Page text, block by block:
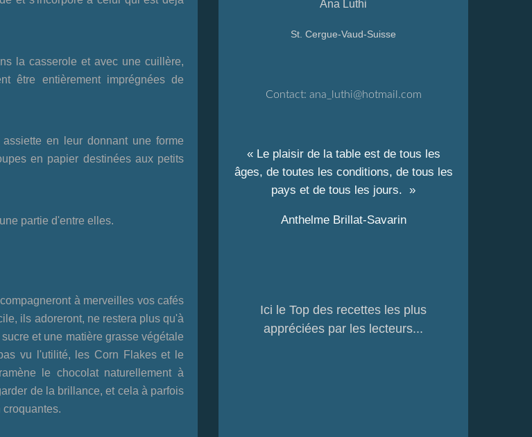
la casserole et avec une cuillère,
être entièrement imprégnées de
en leur donnant une forme
en papier destinées aux petits
partie d'entre elles.
à merveilles vos cafés
ils adoreront, ne restera plus qu'à
et une matière grasse végétale
vu l'utilité, les Corn Flakes et le
le chocolat naturellement à
de la brillance, et cela à parfois
Ana Luthi
St. Cergue-Vaud-Suisse
Contact: ana_luthi@hotmail.com
« Le plaisir de la table est de tous les
âges, de toutes les conditions, de tous les
pays et de tous les jours. »
Anthelme Brillat-Savarin
Ici le Top des recettes les plus
appréciées par les lecteurs...